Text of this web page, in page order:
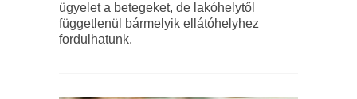
ügyelet a betegeket, de lakóhelytől
függetlenül bármelyik ellátóhelyhez
fordulhatunk.